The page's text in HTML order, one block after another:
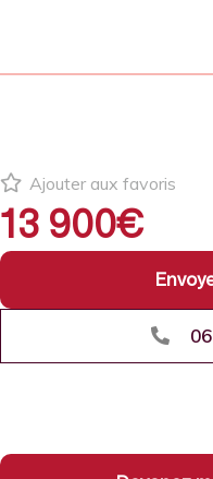
Ajouter aux favoris
13 900€